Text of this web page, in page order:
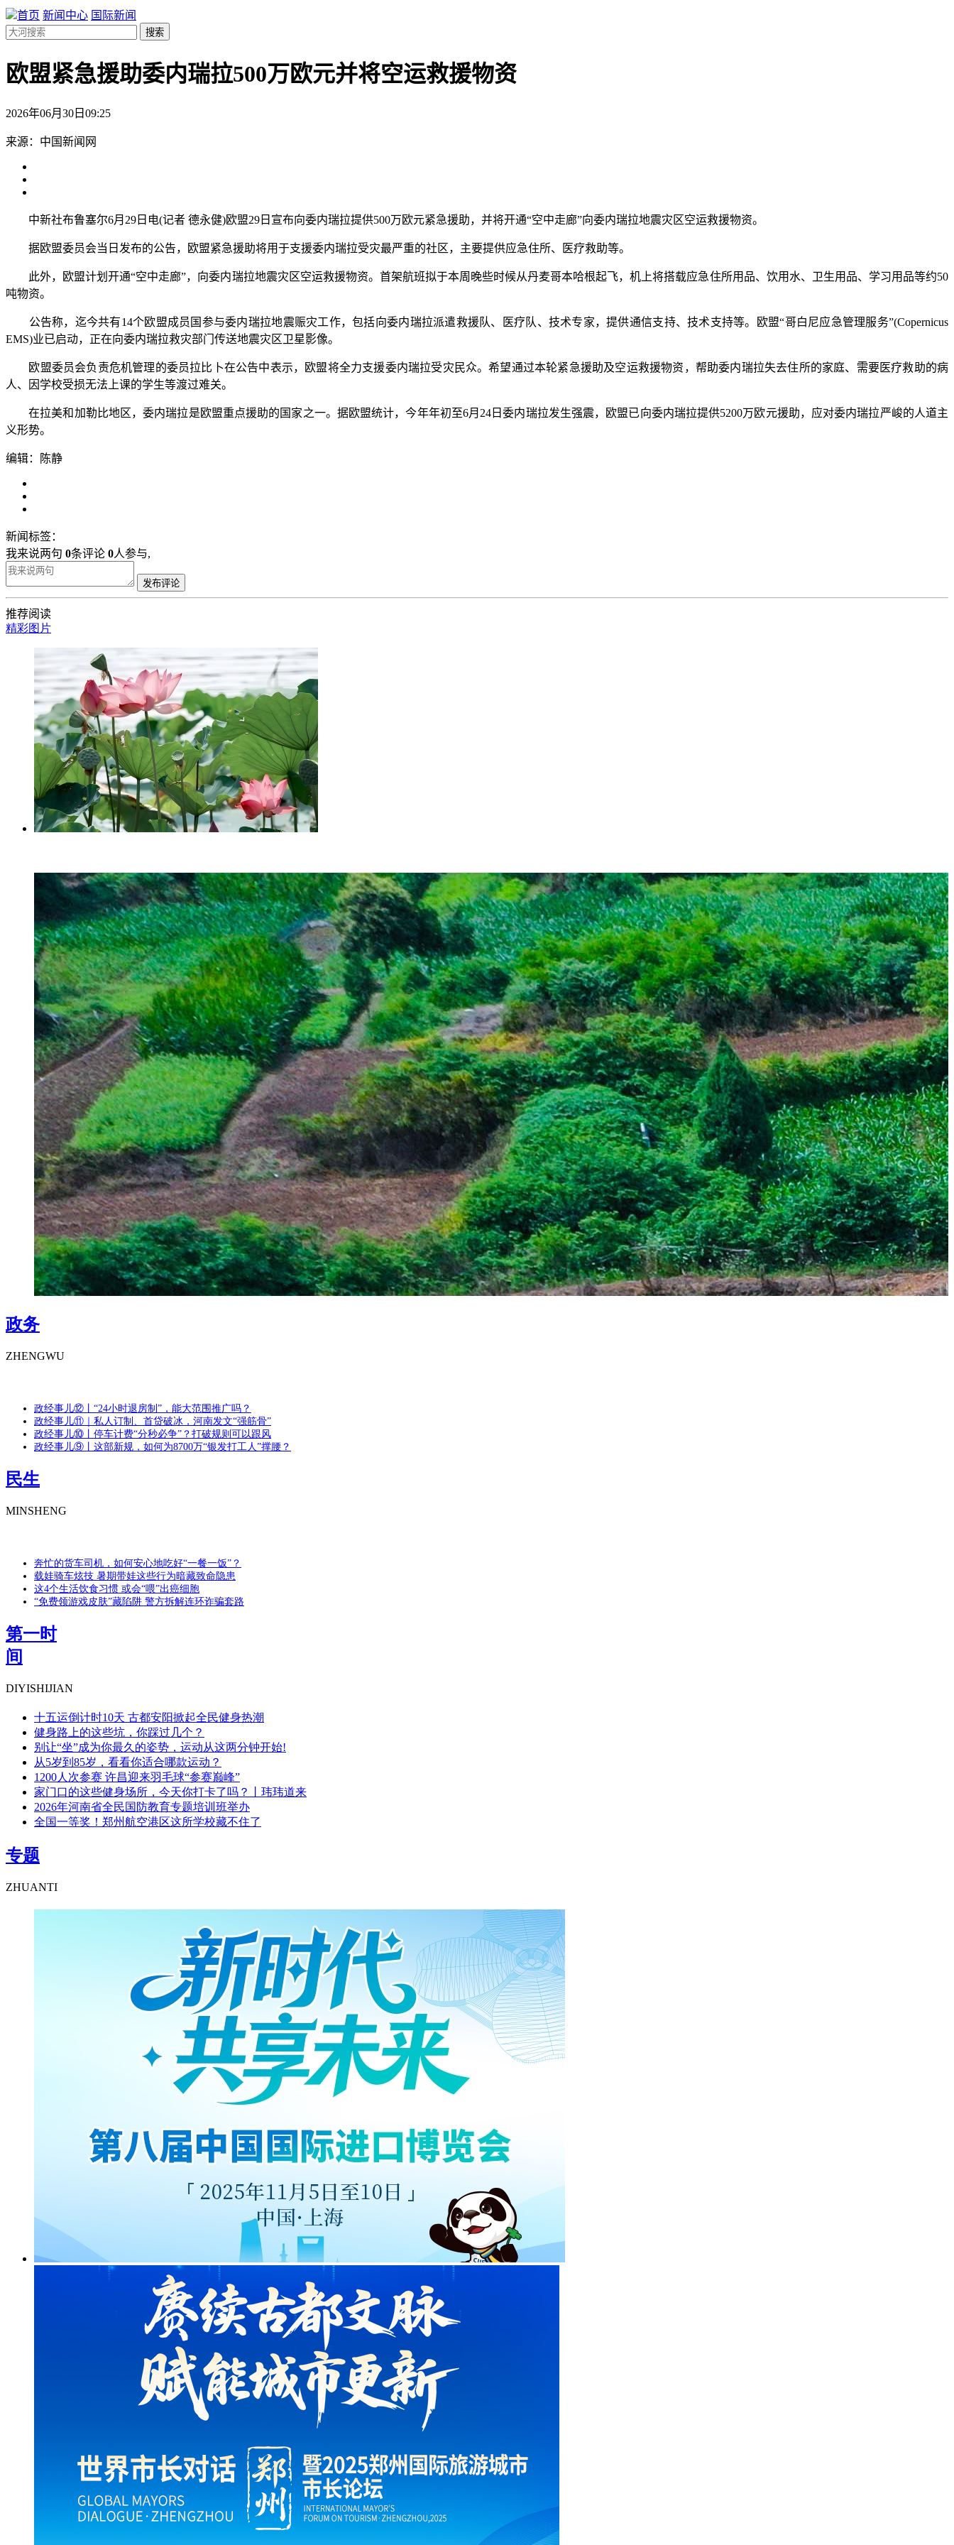
首页 新闻中心 国际新闻
搜索
欧盟紧急援助委内瑞拉500万欧元并将空运救援物资
2026年06月30日09:25
来源：中国新闻网
中新社布鲁塞尔6月29日电(记者 德永健)欧盟29日宣布向委内瑞拉提供500万欧元紧急援助，并将开通“空中走廊”向委内瑞拉地震灾区空运救援物资。
据欧盟委员会当日发布的公告，欧盟紧急援助将用于支援委内瑞拉受灾最严重的社区，主要提供应急住所、医疗救助等。
此外，欧盟计划开通“空中走廊”，向委内瑞拉地震灾区空运救援物资。首架航班拟于本周晚些时候从丹麦哥本哈根起飞，机上将搭载应急住所用品、饮用水、卫生用品、学习用品等约50
吨物资。
公告称，迄今共有14个欧盟成员国参与委内瑞拉地震赈灾工作，包括向委内瑞拉派遣救援队、医疗队、技术专家，提供通信支持、技术支持等。欧盟“哥白尼应急管理服务”(Copernicus
EMS)业已启动，正在向委内瑞拉救灾部门传送地震灾区卫星影像。
欧盟委员会负责危机管理的委员拉比卜在公告中表示，欧盟将全力支援委内瑞拉受灾民众。希望通过本轮紧急援助及空运救援物资，帮助委内瑞拉失去住所的家庭、需要医疗救助的病
人、因学校受损无法上课的学生等渡过难关。
在拉美和加勒比地区，委内瑞拉是欧盟重点援助的国家之一。据欧盟统计，今年年初至6月24日委内瑞拉发生强震，欧盟已向委内瑞拉提供5200万欧元援助，应对委内瑞拉严峻的人道主
义形势。
编辑：陈静
新闻标签：
我来说两句 0条评论 0人参与,
发布评论
推荐阅读